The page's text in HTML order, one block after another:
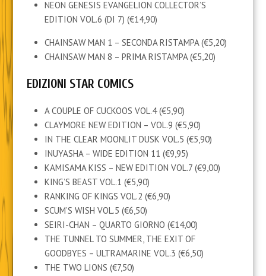
NEON GENESIS EVANGELION COLLECTOR’S
EDITION VOL.6 (DI 7) (€14,90)
CHAINSAW MAN 1 – SECONDA RISTAMPA (€5,20)
CHAINSAW MAN 8 – PRIMA RISTAMPA (€5,20)
EDIZIONI STAR COMICS
A COUPLE OF CUCKOOS VOL.4 (€5,90)
CLAYMORE NEW EDITION – VOL.9 (€5,90)
IN THE CLEAR MOONLIT DUSK VOL.5 (€5,90)
INUYASHA – WIDE EDITION 11 (€9,95)
KAMISAMA KISS – NEW EDITION VOL.7 (€9,00)
KING’S BEAST VOL.1 (€5,90)
RANKING OF KINGS VOL.2 (€6,90)
SCUM’S WISH VOL.5 (€6,50)
SEIRI-CHAN – QUARTO GIORNO (€14,00)
THE TUNNEL TO SUMMER, THE EXIT OF
GOODBYES – ULTRAMARINE VOL.3 (€6,50)
THE TWO LIONS (€7,50)